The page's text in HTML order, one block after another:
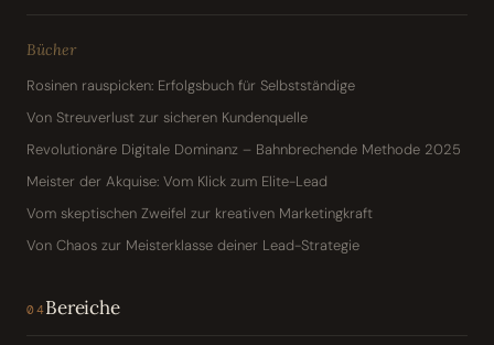
Bücher
Rosinen rauspicken: Erfolgsbuch für Selbstständige
Von Streuverlust zur sicheren Kundenquelle
Revolutionäre Digitale Dominanz – Bahnbrechende Methode 2025
Meister der Akquise: Vom Klick zum Elite-Lead
Vom skeptischen Zweifel zur kreativen Marketingkraft
Von Chaos zur Meisterklasse deiner Lead-Strategie
04Bereiche